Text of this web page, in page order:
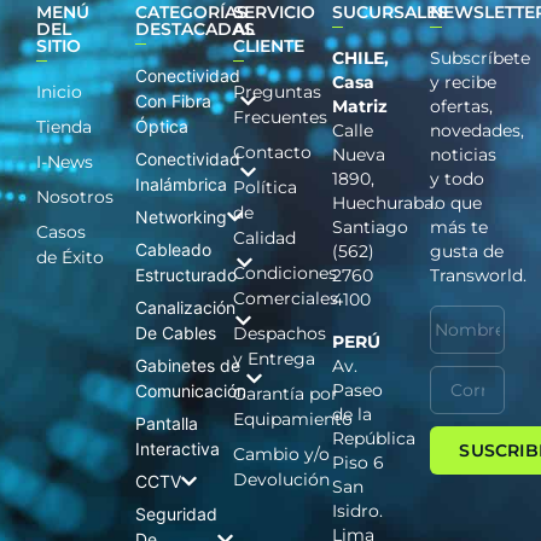
MENÚ
DEL
SITIO
Inicio
Tienda
I-News
Nosotros
Casos
de Éxito
CATEGORÍAS
DESTACADAS
Conectividad
Con Fibra
Óptica
Conectividad
Inalámbrica
Networking
Cableado
Estructurado
Canalización
De Cables
Gabinetes de
Comunicación
Pantalla
Interactiva
CCTV
Seguridad
SERVICIO
AL
CLIENTE
Preguntas
Frecuentes
Contacto
Política
de
Calidad
Condiciones
Comerciales
Despachos
y Entrega
Garantía por
Equipamiento
Cambio y/o
Devolución
SUCURSALES
CHILE,
Casa
Matriz
Calle
Nueva
1890,
Huechuraba.
Santiago
(562)
2760
4100
PERÚ
Av.
Paseo
de la
República
Piso 6
San
Isidro.
Lima
Subscríbete
y recibe
ofertas,
novedades,
noticias
y todo
lo que
más te
gusta de
Transworld.